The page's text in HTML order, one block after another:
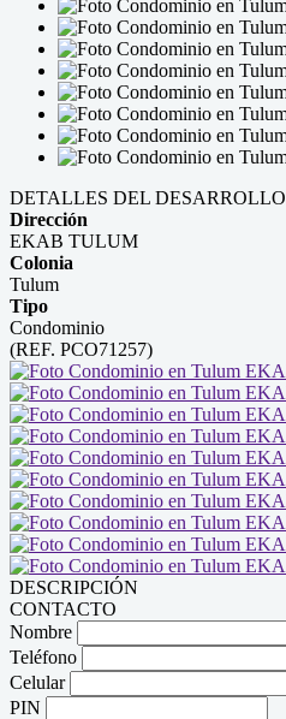
DETALLES DEL DESARROLLO
Dirección
EKAB TULUM
Colonia
Tulum
Tipo
Condominio
(REF. PCO71257)
DESCRIPCIÓN
CONTACTO
Nombre
Teléfono
Celular
PIN